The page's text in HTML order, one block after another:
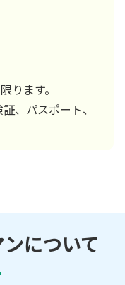
ります。
、パスポート、
について